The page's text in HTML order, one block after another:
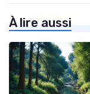
À lire aussi